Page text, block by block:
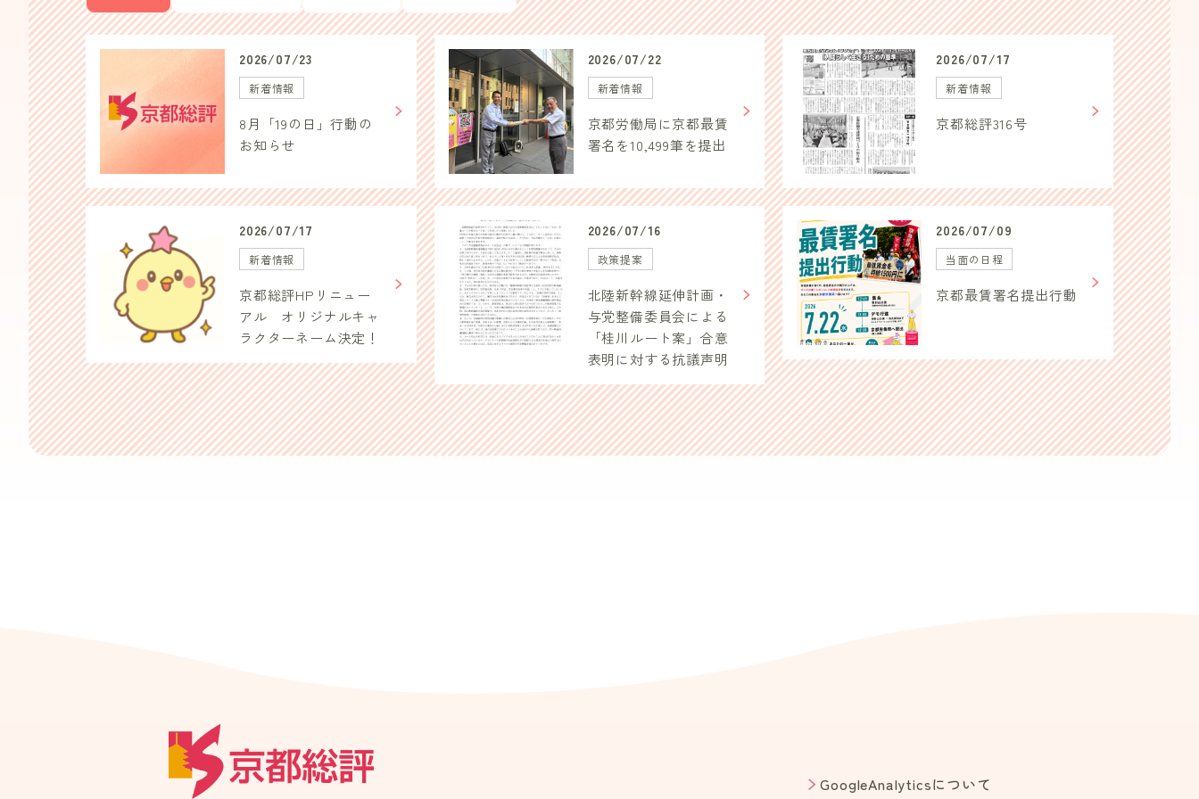
2026/07/23
新着情報
8月「19の日」行動の
お知らせ
2026/07/22
新着情報
京都労働局に京都最賃
署名を10,499筆を提出
2026/07/17
新着情報
京都総評316号
2026/07/17
新着情報
京都総評HPリニュー
アル オリジナルキャ
ラクターネーム決定！
2026/07/16
政策提案
北陸新幹線延伸計画・
与党整備委員会による
「桂川ルート案」合意
表明に対する抗議声明
2026/07/09
当面の日程
京都最賃署名提出行動
GoogleAnalyticsについて